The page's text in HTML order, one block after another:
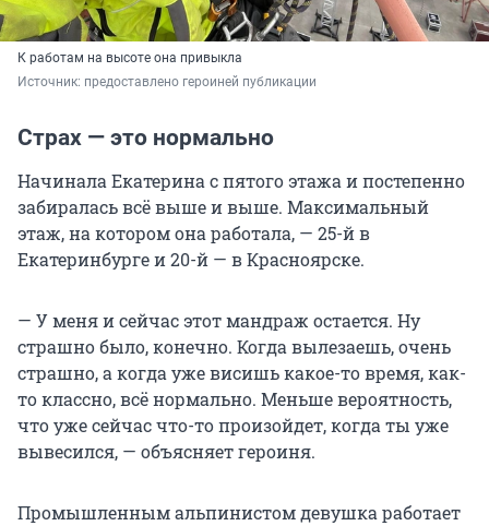
К работам на высоте она привыкла
Источник: предоставлено героиней публикации
Страх — это нормально
Начинала Екатерина с пятого этажа и постепенно
забиралась всё выше и выше. Максимальный
этаж, на котором она работала, — 25-й в
Екатеринбурге и 20-й — в Красноярске.
— У меня и сейчас этот мандраж остается. Ну
страшно было, конечно. Когда вылезаешь, очень
страшно, а когда уже висишь какое-то время, как-
то классно, всё нормально. Меньше вероятность,
что уже сейчас что-то произойдет, когда ты уже
вывесился, — объясняет героиня.
Промышленным альпинистом девушка работает